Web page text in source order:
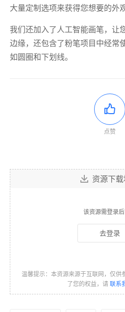
大量定制选项来获得您想要的外观
我们还加入了人工智能画笔，让
边缘，还包含了粉笔项目中经常
如圆圈和下划线。
点赞
资源下
该资源需登录
去登录
温馨提示：本资源来源于互联网，仅供
了您的权益，请 联系